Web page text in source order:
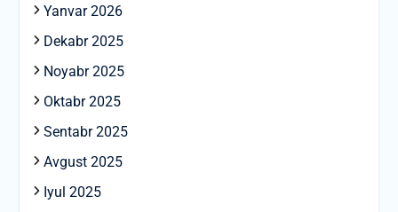
Yanvar 2026
Dekabr 2025
Noyabr 2025
Oktabr 2025
Sentabr 2025
Avgust 2025
Iyul 2025